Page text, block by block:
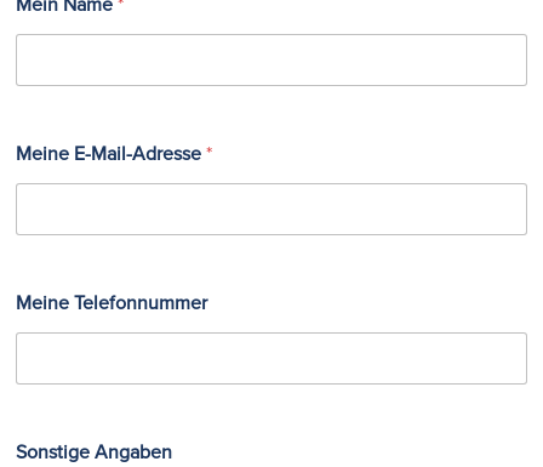
Meine E-Mail-Adresse*
Meine Telefonnummer
Sonstige Angaben